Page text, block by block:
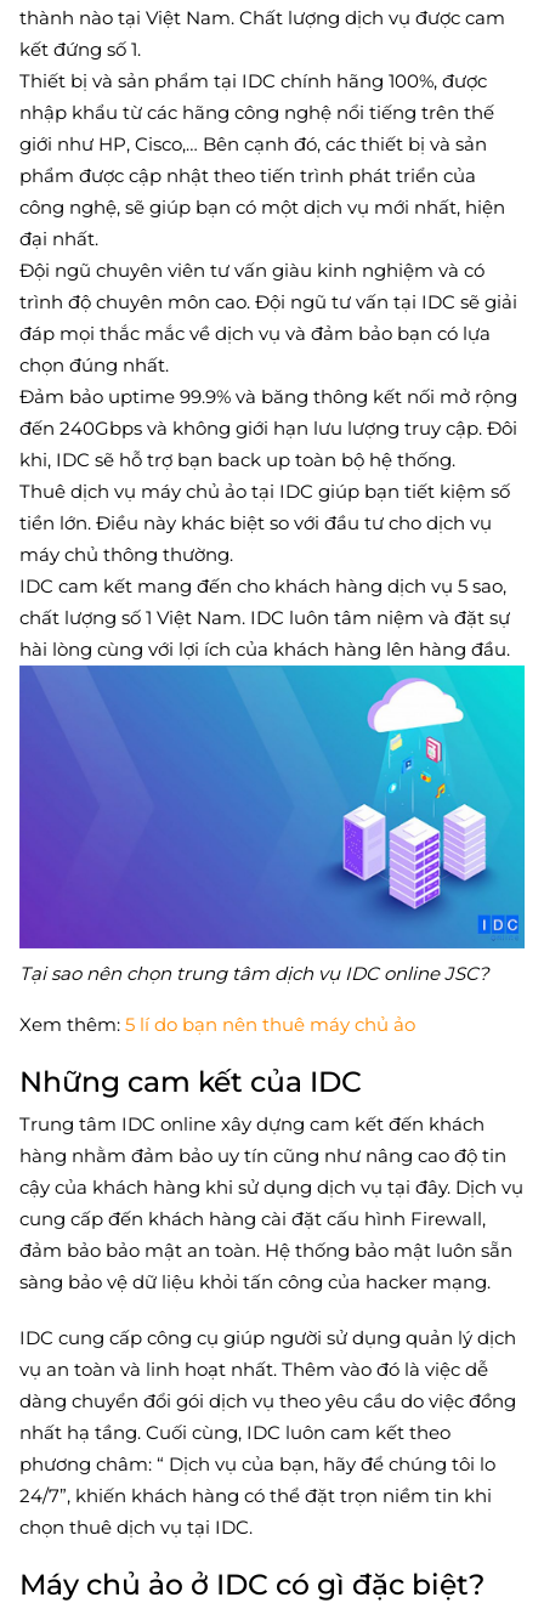
thành nào tại Việt Nam. Chất lượng dịch vụ được cam
kết đứng số 1.
Thiết bị và sản phẩm tại IDC chính hãng 100%, được
nhập khẩu từ các hãng công nghệ nổi tiếng trên thế
giới như HP, Cisco,… Bên cạnh đó, các thiết bị và sản
phẩm được cập nhật theo tiến trình phát triển của
công nghệ, sẽ giúp bạn có một dịch vụ mới nhất, hiện
đại nhất.
Đội ngũ chuyên viên tư vấn giàu kinh nghiệm và có
trình độ chuyên môn cao. Đội ngũ tư vấn tại IDC sẽ giải
đáp mọi thắc mắc về dịch vụ và đảm bảo bạn có lựa
chọn đúng nhất.
Đảm bảo uptime 99.9% và băng thông kết nối mở rộng
đến 240Gbps và không giới hạn lưu lượng truy cập. Đôi
khi, IDC sẽ hỗ trợ bạn back up toàn bộ hệ thống.
Thuê dịch vụ máy chủ ảo tại IDC giúp bạn tiết kiệm số
tiền lớn. Điều này khác biệt so với đầu tư cho dịch vụ
máy chủ thông thường.
IDC cam kết mang đến cho khách hàng dịch vụ 5 sao,
chất lượng số 1 Việt Nam. IDC luôn tâm niệm và đặt sự
hài lòng cùng với lợi ích của khách hàng lên hàng đầu.
Tại sao nên chọn trung tâm dịch vụ IDC online JSC?
Xem thêm:5 lí do bạn nên thuê máy chủ ảo
Những cam kết của IDC
Trung tâm IDC online xây dựng cam kết đến khách
hàng nhằm đảm bảo uy tín cũng như nâng cao độ tin
cậy của khách hàng khi sử dụng dịch vụ tại đây. Dịch vụ
cung cấp đến khách hàng cài đặt cấu hình Firewall,
đảm bảo bảo mật an toàn. Hệ thống bảo mật luôn sẵn
sàng bảo vệ dữ liệu khỏi tấn công của hacker mạng.
IDC cung cấp công cụ giúp người sử dụng quản lý dịch
vụ an toàn và linh hoạt nhất. Thêm vào đó là việc dễ
dàng chuyển đổi gói dịch vụ theo yêu cầu do việc đồng
nhất hạ tầng. Cuối cùng, IDC luôn cam kết theo
phương châm: “ Dịch vụ của bạn, hãy để chúng tôi lo
24/7”, khiến khách hàng có thể đặt trọn niềm tin khi
chọn thuê dịch vụ tại IDC.
Máy chủ ảo ở IDC có gì đặc biệt?